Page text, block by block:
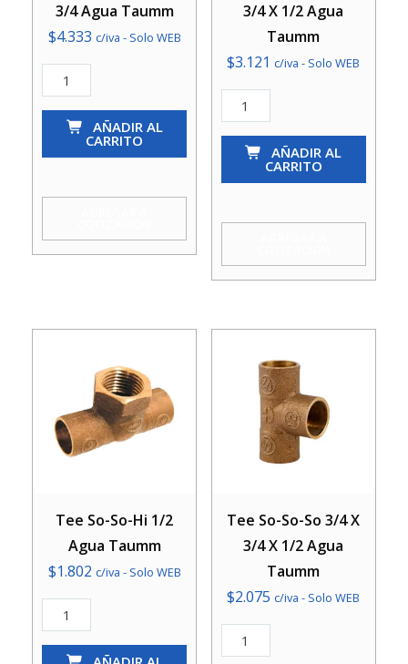
3/4 Agua Taumm
$4.333 c/iva - Solo WEB
Tee
So-
X
X
Taumm
AÑADIR AL
CARRITO
3/4 X 1/2 Agua
Taumm
$3.121 c/iva - Solo WEB
Tee
So-
X
X
Agua
Taumm
cantidad
AÑADIR AL
CARRITO
Tee So-So-Hi 1/2
Agua Taumm
$1.802 c/iva - Solo WEB
Tee
So-
Tee So-So-So 3/4 X
3/4 X 1/2 Agua
Taumm
$2.075 c/iva - Solo WEB
Tee